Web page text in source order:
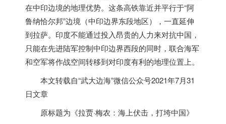
在中印边境的地理优势。这条高铁靠近并平行于“阿
鲁纳恰尔邦”边境（中印边界东段地区），一直延伸
到拉萨。 印度不能通过投入昂贵的人力来对抗中国，
只能在先进陆军控制中印边界西段的同时，联合海军
和空军将作战空间转移到对印度有利的地理位置上。
本文转载自“武大边海”微信公众号2021年7月31
日文章
原标题为《拉贾·梅农：海上伏击，打垮中国》